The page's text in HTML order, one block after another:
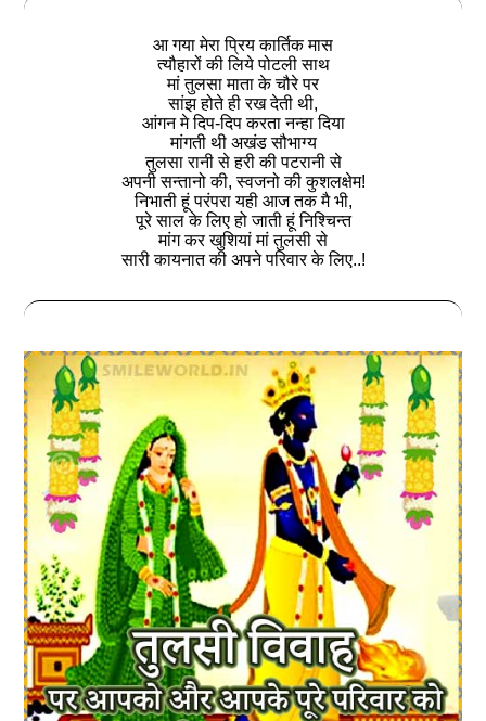
आ गया मेरा प्रिय कार्तिक मास
त्यौहारों की लिये पोटली साथ
मां तुलसा माता के चौरे पर
सांझ होते ही रख देती थी,
आंगन मे दिप-दिप करता नन्हा दिया
मांगती थी अखंड सौभाग्य
तुलसा रानी से हरी की पटरानी से
अपनी सन्तानो की, स्वजनो की कुशलक्षेम!
निभाती हूं परंपरा यही आज तक मै भी,
पूरे साल के लिए हो जाती हूं निश्चिन्त
मांग कर खुशियां मां तुलसी से
सारी कायनात की अपने परिवार के लिए..!